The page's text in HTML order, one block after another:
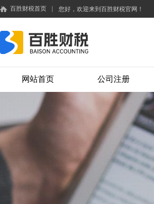
百胜财税首页 您好，欢迎来到百胜财税官网！
网站首页 公司注册